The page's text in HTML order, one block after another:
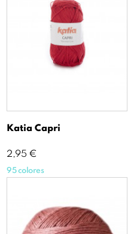
Katia Capri
Precio
2,95 €
95 colores